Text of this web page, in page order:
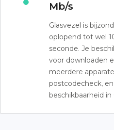
Mb/s
Glasvezel is
oplopend tot wel
seconde. Je
voor downloaden
meerdere
postcodecheck,
beschikbaarheid in